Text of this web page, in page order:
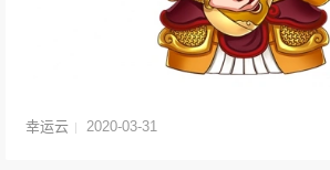
幸运云 2020-03-31